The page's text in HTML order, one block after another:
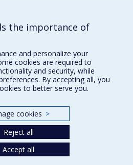
the importance of
and personalize your
cookies are required to
and security, while
By accepting all, you
to better serve you.
cookies >
Reject all
Accept all